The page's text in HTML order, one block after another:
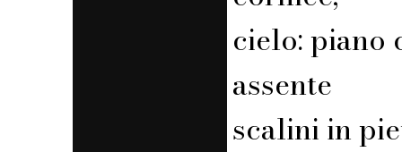
cielo: piano
assente
scalini in